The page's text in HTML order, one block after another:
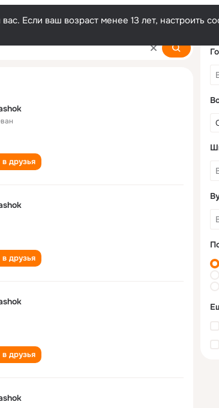
Если ваш возраст менее 13 лет, настроить
друзья
друзья
друзья